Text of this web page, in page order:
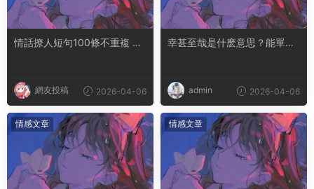
情話撩人短句100條不重複 土
網友投稿 2026-04-06
幸甚至哉是什麽意思？能單獨
admin 2026-04-06
情感文章 情感文章